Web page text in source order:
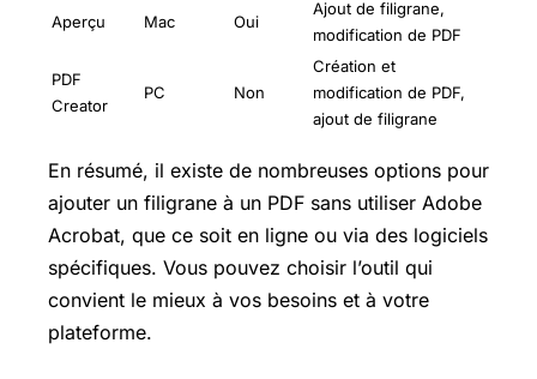
Aperçu Mac Oui
Ajout de filigrane,
modification de PDF
PDF
Creator
PC Non
Création et
modification de PDF,
ajout de filigrane
En résumé, il existe de nombreuses options pour
ajouter un filigrane à un PDF sans utiliser Adobe
Acrobat, que ce soit en ligne ou via des logiciels
spécifiques. Vous pouvez choisir l’outil qui
convient le mieux à vos besoins et à votre
plateforme.